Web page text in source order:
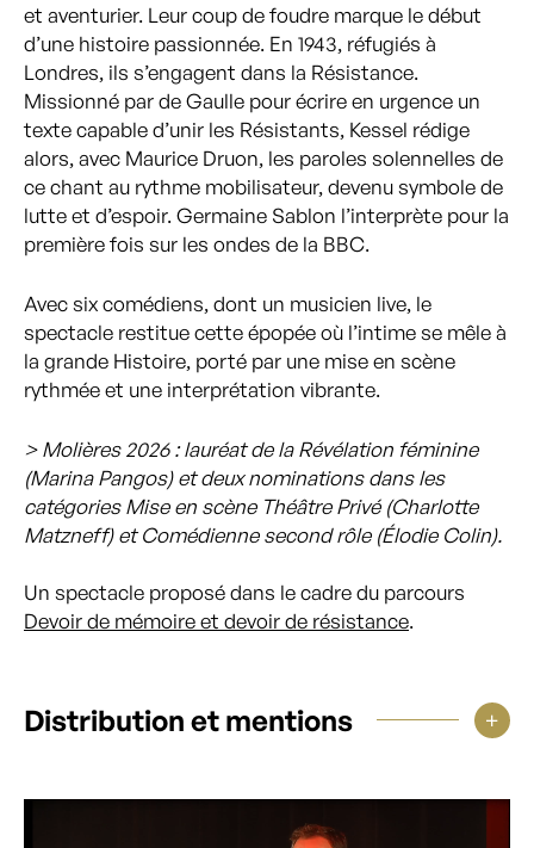
et aventurier. Leur coup de foudre marque le début
d’une histoire passionnée. En 1943, réfugiés à
Londres, ils s’engagent dans la Résistance.
Missionné par de Gaulle pour écrire en urgence un
texte capable d’unir les Résistants, Kessel rédige
alors, avec Maurice Druon, les paroles solennelles de
ce chant au rythme mobilisateur, devenu symbole de
lutte et d’espoir. Germaine Sablon l’interprète pour la
première fois sur les ondes de la BBC.
Avec six comédiens, dont un musicien live, le
spectacle restitue cette épopée où l’intime se mêle à
la grande Histoire, porté par une mise en scène
rythmée et une interprétation vibrante.
> Molières 2026 : lauréat de la Révélation féminine
(Marina Pangos) et deux nominations dans les
catégories Mise en scène Théâtre Privé (Charlotte
Matzneff) et Comédienne second rôle (Élodie Colin).
Un spectacle proposé dans le cadre du parcours
Devoir de mémoire et devoir de résistance.
Distribution et mentions